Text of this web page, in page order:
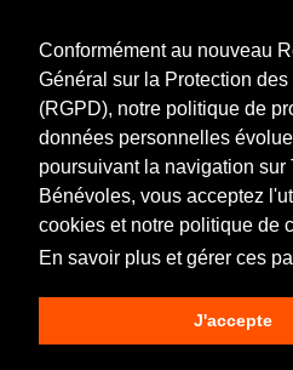
Conformément au nouveau
Général sur la Protection
(RGPD), notre politique de
données personnelles
poursuivant la navigation sur
Bénévoles, vous acceptez
cookies et notre politique de
En savoir plus et gérer ces
J'accepte
Page 1
Nos partenaires|
confidentialité|Nous
© 2018, un